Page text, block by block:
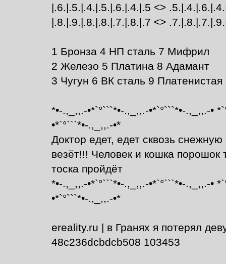
|.6.|.5.|.4.|.5.|.6.|.4.|.5 <>
|.8.|.9.|.8.|.8.|.7.|.8.|.7 <>
1 Бронза 4 НП сталь 7 Мифрил
2 Железо 5 Платина 8 Адамант
3 Чугун 6 ВК сталь 9 Платенистая
*•-.,_,,.-•*`°```*•-.,_,,.-•*`°```*•-.,_,,.-•
•*`°```*•-.,_,,.-•*
Доктор едет, едет сквозь
везёт!!! Человек и кошка порошок
тоска пройдёт
*•-.,_,,.-•*`°```*•-.,_,,.-•*`°```*•-.,_,,.-•
•*`°```*•-.,_,,.-•*
ereality.ru | в Гранях я потерял
48c236dcbdcb508 103453